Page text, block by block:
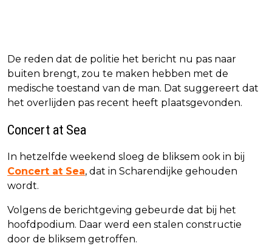
De reden dat de politie het bericht nu pas naar
buiten brengt, zou te maken hebben met de
medische toestand van de man. Dat suggereert dat
het overlijden pas recent heeft plaatsgevonden.
Concert at Sea
In hetzelfde weekend sloeg de bliksem ook in bij
Concert at Sea, dat in Scharendijke gehouden
wordt.
Volgens de berichtgeving gebeurde dat bij het
hoofdpodium. Daar werd een stalen constructie
door de bliksem getroffen.